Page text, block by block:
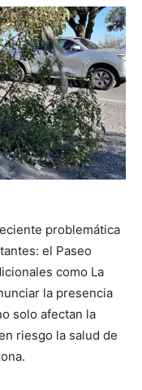
problemática
el Paseo
como La
la presencia
solo afectan la
riesgo la salud de